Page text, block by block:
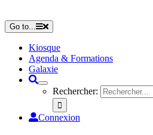
Go to...
Kiosque
Agenda & Formations
Galaxie
Rechercher:
Connexion